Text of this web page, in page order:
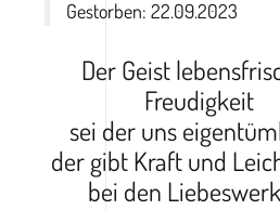
Gestorben: 22.09.2023
Der Geist
Freudigkeit
sei der uns
der gibt Kraft und
bei den